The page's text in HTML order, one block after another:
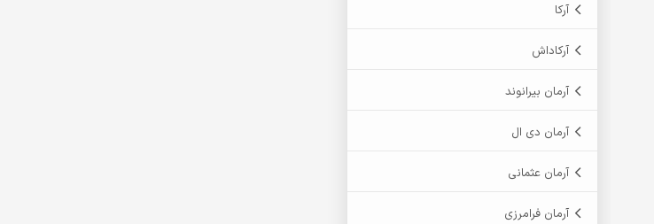
آرکا
آرکاداش
آرمان بیرانوند
آرمان دی ال
آرمان عثمانی
آرمان فرامرزی